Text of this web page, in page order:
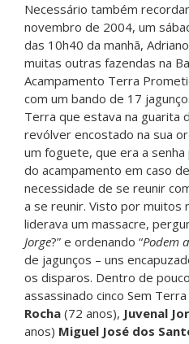
Necessário também
novembro de 2004, um
das 10h40 da manhã,
muitas outras fazendas na
Acampamento Terra
com um bando de 17
Terra que estava na guarita
revólver encostado na sua
um foguete, que era a
do acampamento em caso
necessidade de se reunir
a se reunir. Visto por muitos
liderava um massacre,
Jorge?” e ordenando “Podem
de jagunços – uns
os disparos. Dentro de
assassinado cinco Sem Terra
Rocha (72 anos), Juvenal
anos) Miguel José dos